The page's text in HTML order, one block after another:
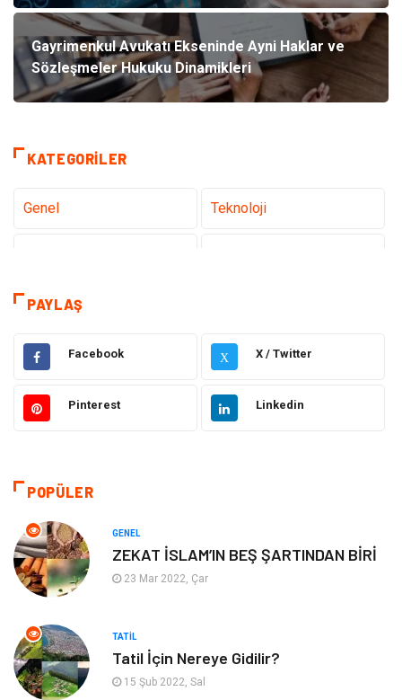
Gayrimenkul Avukatı Ekseninde Ayni Haklar ve
Sözleşmeler Hukuku Dinamikleri
KATEGORILER
Genel Teknoloji
Tatil
Bakım Güzellik Yeme İçme
Elektrik Elektronik Giyim
Hukuk
Aksesuar
Organizasyon
Spor
Bebek Giyim Mobilya
PAYLAŞ
Facebook X X / Twitter
Pinterest Linkedin
POPÜLER
GENEL
ZEKAT İSLAM’IN BEŞ ŞARTINDAN BİRİ
23 Mar 2022, Çar
TATIL
Tatil İçin Nereye Gidilir?
15 Şub 2022, Sal